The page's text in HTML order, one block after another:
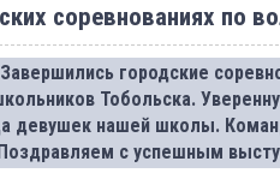
соревнованиях по
Завершились городские
Тобольска.
девушек нашей школы.
с успешным